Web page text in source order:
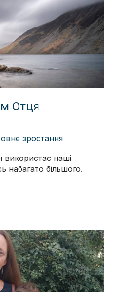
Отця
зростання
наші
набагато більшого.